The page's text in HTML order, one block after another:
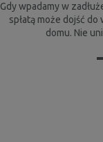
Gdy wpadamy w
spłatą może dojść
domu. Nie